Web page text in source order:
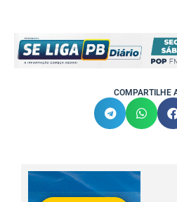
COMPARTILHE